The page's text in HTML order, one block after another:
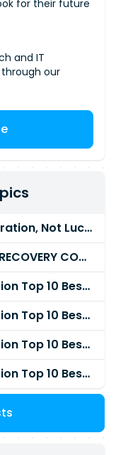
scripts et
Garantir la
des POC
Assurer
les
for their future
and IT
our
Cybersecurity Is Built on Preparation, Not LuckK
LEGITIMATE CRYPTOCURRENCY RECOVERY COMPANY IN THE WORLD - PYRAMID HACK SOLUTION
Cryptocurrency Fund Restoration Top 10 Best & Unrivaled Certified Cryptocurrency Recovery Agency
Cryptocurrency Fund Restoration Top 10 Best & Unrivaled Certified Cryptocurrency Recovery Expert
Cryptocurrency Fund Restoration Top 10 Best & Unrivaled Certified Cryptocurrency Recovery Service
Cryptocurrency Fund Restoration Top 10 Best & Unrivaled Certified Cryptocurrency Recovery Company